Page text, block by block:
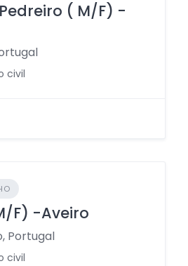
( M/F) -
civil
F) -Aveiro
Portugal
civil